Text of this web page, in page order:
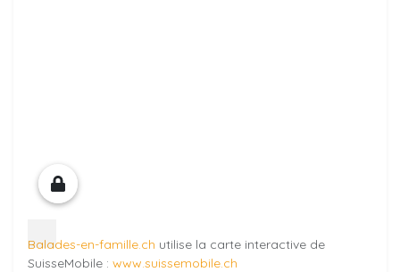
Balades-en-famille.ch utilise la carte interactive de
SuisseMobile : www.suissemobile.ch